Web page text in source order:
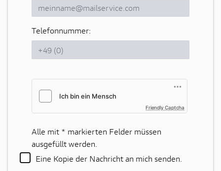
Telefonnummer:
Friendly Captcha
Alle mit * markierten Felder müssen
ausgefüllt werden.
Eine Kopie der Nachricht an mich senden.